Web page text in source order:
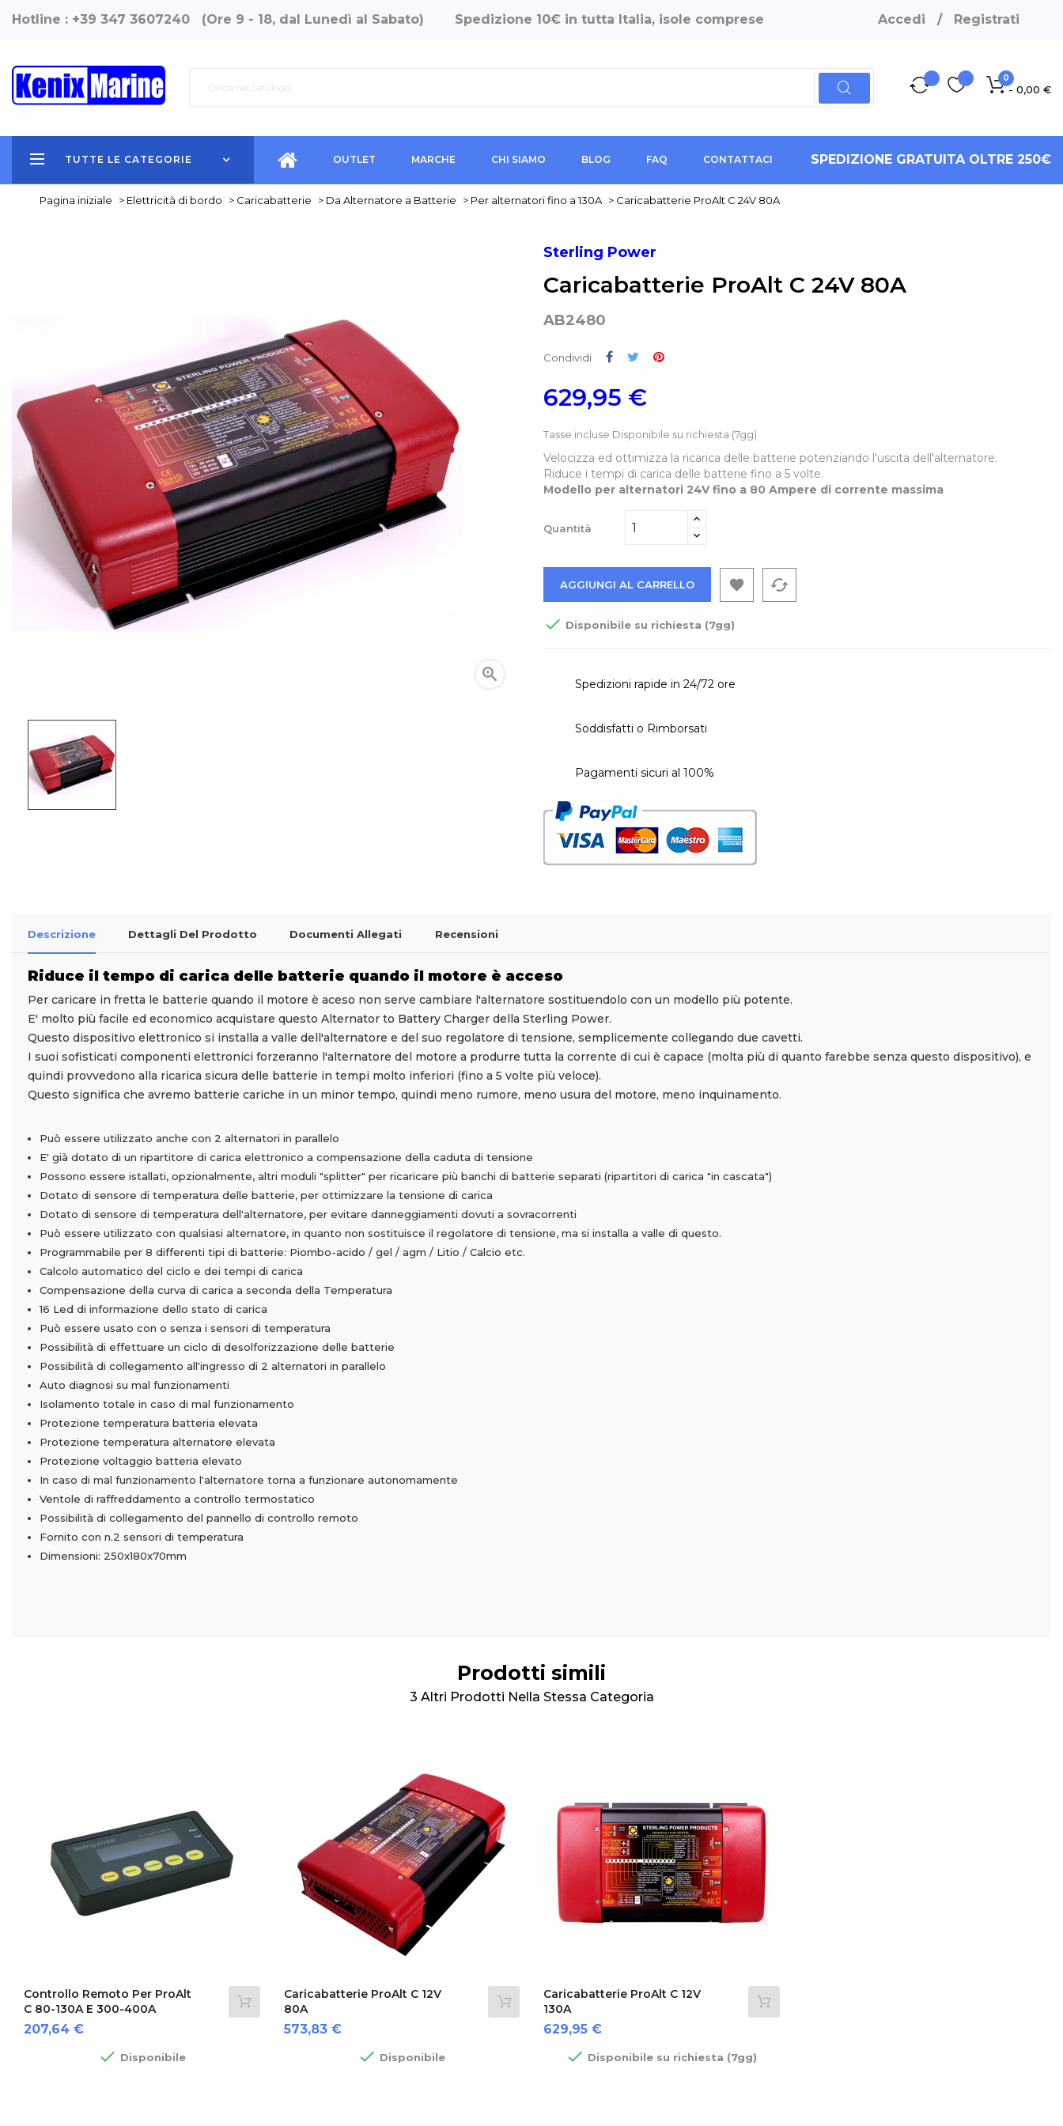
Hotline : +39 347 3607240 (Ore 9 - 18, dal Lunedì al Sabato) Spedizione 10€ in tutta Italia, isole comprese Accedi / Registrati
0
- 0,00 €
TUTTE LE CATEGORIE OUTLET MARCHE CHI SIAMO BLOG FAQ CONTATTACI SPEDIZIONE GRATUITA OLTRE 250€
Pagina iniziale > Elettricità di bordo > Caricabatterie > Da Alternatore a Batterie > Per alternatori fino a 130A > Caricabatterie ProAlt C 24V 80A

Sterling Power
Caricabatterie ProAlt C 24V 80A
AB2480
Condividi Condividi
Twitta
629,95 €
Tasse incluse Disponibile su richiesta (7gg)
Velocizza ed ottimizza la ricarica delle batterie potenziando l'uscita dell'alternatore.
Riduce i tempi di carica delle batterie fino a 5 volte.
Modello per alternatori 24V fino a 80 Ampere di corrente massima
Quantità
AGGIUNGI AL CARRELLO  cached
 Disponibile su richiesta (7gg)
Spedizioni rapide in 24/72 ore
Soddisfatti o Rimborsati
Pagamenti sicuri al 100%
Descrizione Dettagli Del Prodotto Documenti Allegati Recensioni
Riduce il tempo di carica delle batterie quando il motore è acceso
Per caricare in fretta le batterie quando il motore è aceso non serve cambiare l'alternatore sostituendolo con un modello più potente.
E' molto più facile ed economico acquistare questo Alternator to Battery Charger della Sterling Power.
Questo dispositivo elettronico si installa a valle dell'alternatore e del suo regolatore di tensione, semplicemente collegando due cavetti.
I suoi sofisticati componenti elettronici forzeranno l'alternatore del motore a produrre tutta la corrente di cui è capace (molta più di quanto farebbe senza questo dispositivo), e
quindi provvedono alla ricarica sicura delle batterie in tempi molto inferiori (fino a 5 volte più veloce).
Questo significa che avremo batterie cariche in un minor tempo, quindi meno rumore, meno usura del motore, meno inquinamento.
Può essere utilizzato anche con 2 alternatori in parallelo
E' già dotato di un ripartitore di carica elettronico a compensazione della caduta di tensione
Possono essere istallati, opzionalmente, altri moduli "splitter" per ricaricare più banchi di batterie separati (ripartitori di carica "in cascata")
Dotato di sensore di temperatura delle batterie, per ottimizzare la tensione di carica
Dotato di sensore di temperatura dell'alternatore, per evitare danneggiamenti dovuti a sovracorrenti
Può essere utilizzato con qualsiasi alternatore, in quanto non sostituisce il regolatore di tensione, ma si installa a valle di questo.
Programmabile per 8 differenti tipi di batterie: Piombo-acido / gel / agm / Litio / Calcio etc.
Calcolo automatico del ciclo e dei tempi di carica
Compensazione della curva di carica a seconda della Temperatura
16 Led di informazione dello stato di carica
Può essere usato con o senza i sensori di temperatura
Possibilità di effettuare un ciclo di desolforizzazione delle batterie
Possibilità di collegamento all'ingresso di 2 alternatori in parallelo
Auto diagnosi su mal funzionamenti
Isolamento totale in caso di mal funzionamento
Protezione temperatura batteria elevata
Protezione temperatura alternatore elevata
Protezione voltaggio batteria elevato
In caso di mal funzionamento l'alternatore torna a funzionare autonomamente
Ventole di raffreddamento a controllo termostatico
Possibilità di collegamento del pannello di controllo remoto
Fornito con n.2 sensori di temperatura
Dimensioni: 250x180x70mm
Prodotti simili
3 Altri Prodotti Nella Stessa Categoria
Controllo Remoto Per ProAlt
C 80-130A E 300-400A
Prezzo
207,64 €
 Disponibile
Caricabatterie ProAlt C 12V
80A
Prezzo
573,83 €
 Disponibile
Caricabatterie ProAlt C 12V
130A
Prezzo
629,95 €
 Disponibile su richiesta (7gg)